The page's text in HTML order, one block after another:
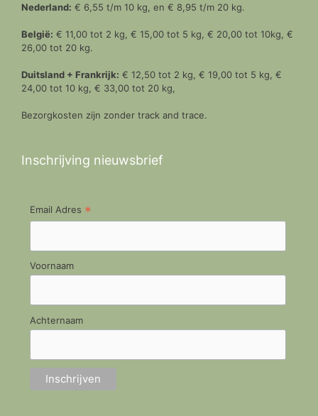
Nederland: € 6,55 t/m 10 kg, en € 8,95 t/m 20 kg.
België: € 11,00 tot 2 kg, € 15,00 tot 5 kg, € 20,00 tot 10kg, €
26,00 tot 20 kg.
Duitsland + Frankrijk: € 12,50 tot 2 kg, € 19,00 tot 5 kg, €
24,00 tot 10 kg, € 33,00 tot 20 kg,
Bezorgkosten zijn zonder track and trace.
Inschrijving nieuwsbrief
Email Adres *
Voornaam
Achternaam